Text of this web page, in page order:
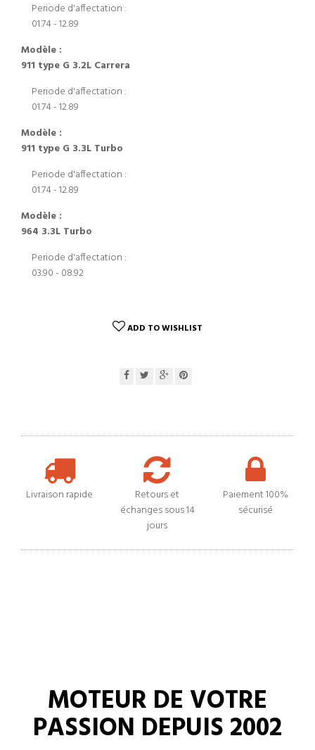
Periode d'affectation :
01.74 - 12.89
Modèle :
911 type G 3.2L Carrera
Periode d'affectation :
01.74 - 12.89
Modèle :
911 type G 3.3L Turbo
Periode d'affectation :
01.74 - 12.89
Modèle :
964 3.3L Turbo
Periode d'affectation :
03.90 - 08.92
ADD TO WISHLIST
Livraison rapide
Retours et
échanges sous 14
jours
Paiement 100%
sécurisé
MOTEUR DE VOTRE
PASSION DEPUIS 2002